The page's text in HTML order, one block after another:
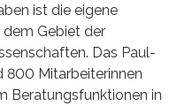
ist die eigene
Gebiet der
Das Paul-
800 Mitarbeiterinnen
Beratungsfunktionen in